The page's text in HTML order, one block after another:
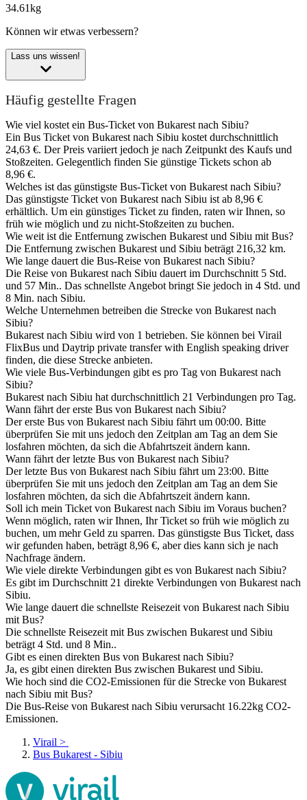
34.61kg
Können wir etwas verbessern?
Lass uns wissen!
Häufig gestellte Fragen
Wie viel kostet ein Bus-Ticket von Bukarest nach Sibiu?
Ein Bus Ticket von Bukarest nach Sibiu kostet durchschnittlich
24,63 €. Der Preis variiert jedoch je nach Zeitpunkt des Kaufs und
Stoßzeiten. Gelegentlich finden Sie günstige Tickets schon ab
8,96 €.
Welches ist das günstigste Bus-Ticket von Bukarest nach Sibiu?
Das günstigste Ticket von Bukarest nach Sibiu ist ab 8,96 €
erhältlich. Um ein günstiges Ticket zu finden, raten wir Ihnen, so
früh wie möglich und zu nicht-Stoßzeiten zu buchen.
Wie weit ist die Entfernung zwischen Bukarest und Sibiu mit Bus?
Die Entfernung zwischen Bukarest und Sibiu beträgt 216,32 km.
Wie lange dauert die Bus-Reise von Bukarest nach Sibiu?
Die Reise von Bukarest nach Sibiu dauert im Durchschnitt 5 Std.
und 57 Min.. Das schnellste Angebot bringt Sie jedoch in 4 Std. und
8 Min. nach Sibiu.
Welche Unternehmen betreiben die Strecke von Bukarest nach
Sibiu?
Bukarest nach Sibiu wird von 1 betrieben. Sie können bei Virail
FlixBus und Daytrip private transfer with English speaking driver
finden, die diese Strecke anbieten.
Wie viele Bus-Verbindungen gibt es pro Tag von Bukarest nach
Sibiu?
Bukarest nach Sibiu hat durchschnittlich 21 Verbindungen pro Tag.
Wann fährt der erste Bus von Bukarest nach Sibiu?
Der erste Bus von Bukarest nach Sibiu fährt um 00:00. Bitte
überprüfen Sie mit uns jedoch den Zeitplan am Tag an dem Sie
losfahren möchten, da sich die Abfahrtszeit ändern kann.
Wann fährt der letzte Bus von Bukarest nach Sibiu?
Der letzte Bus von Bukarest nach Sibiu fährt um 23:00. Bitte
überprüfen Sie mit uns jedoch den Zeitplan am Tag an dem Sie
losfahren möchten, da sich die Abfahrtszeit ändern kann.
Soll ich mein Ticket von Bukarest nach Sibiu im Voraus buchen?
Wenn möglich, raten wir Ihnen, Ihr Ticket so früh wie möglich zu
buchen, um mehr Geld zu sparren. Das günstigste Bus Ticket, dass
wir gefunden haben, beträgt 8,96 €, aber dies kann sich je nach
Nachfrage ändern.
Wie viele direkte Verbindungen gibt es von Bukarest nach Sibiu?
Es gibt im Durchschnitt 21 direkte Verbindungen von Bukarest nach
Sibiu.
Wie lange dauert die schnellste Reisezeit von Bukarest nach Sibiu
mit Bus?
Die schnellste Reisezeit mit Bus zwischen Bukarest und Sibiu
beträgt 4 Std. und 8 Min..
Gibt es einen direkten Bus von Bukarest nach Sibiu?
Ja, es gibt einen direkten Bus zwischen Bukarest und Sibiu.
Wie hoch sind die CO2-Emissionen für die Strecke von Bukarest
nach Sibiu mit Bus?
Die Bus-Reise von Bukarest nach Sibiu verursacht 16.22kg CO2-
Emissionen.
Virail >
Bus Bukarest - Sibiu